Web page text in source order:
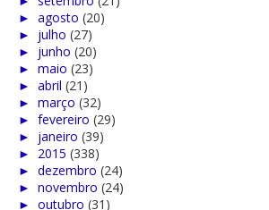
► agosto (20)
► julho (27)
► junho (20)
► maio (23)
► abril (21)
► março (32)
► fevereiro (29)
► janeiro (39)
► 2015 (338)
► dezembro (24)
► novembro (24)
► outubro (31)